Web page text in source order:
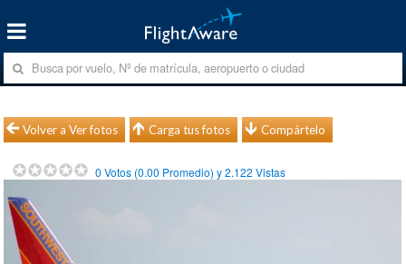
Volver a Ver fotos Carga tus fotos Compártelo
0 Votos (0.00 Promedio) y2.122 Vistas